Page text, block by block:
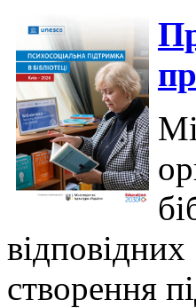
створення